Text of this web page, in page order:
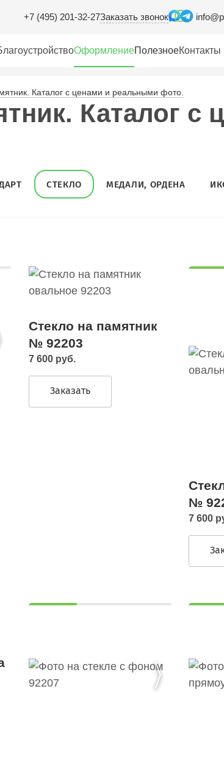
+7 (495) 201-32-27Заказать звонок
ОформлениеПолезноеКонтакты
Каталог с ценами и реальными фото.
Каталог с
СТЕКЛО МЕДАЛИ, ОРДЕНА
Стекло на памятник
№ 92203
7 600 руб.
Заказать
№
7 600